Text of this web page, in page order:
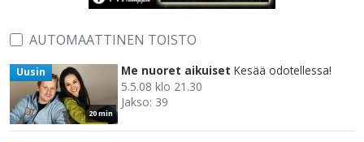
AUTOMAATTINEN TOISTO
20 min
Uusin Me nuoret aikuiset Kesää odotellessa!
5.5.08 klo 21.30
Jakso: 39